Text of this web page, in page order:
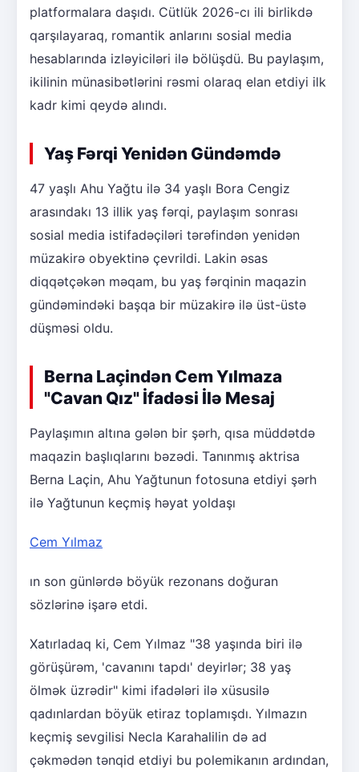
platformalara daşıdı. Cütlük 2026-cı ili birlikdə
qarşılayaraq, romantik anlarını sosial media
hesablarında izləyiciləri ilə bölüşdü. Bu paylaşım,
ikilinin münasibətlərini rəsmi olaraq elan etdiyi ilk
kadr kimi qeydə alındı.
Yaş Fərqi Yenidən Gündəmdə
47 yaşlı Ahu Yağtu ilə 34 yaşlı Bora Cengiz
arasındakı 13 illik yaş fərqi, paylaşım sonrası
sosial media istifadəçiləri tərəfindən yenidən
müzakirə obyektinə çevrildi. Lakin əsas
diqqətçəkən məqam, bu yaş fərqinin maqazin
gündəmindəki başqa bir müzakirə ilə üst-üstə
düşməsi oldu.
Berna Laçindən Cem Yılmaza
"Cavan Qız" İfadəsi İlə Mesaj
Paylaşımın altına gələn bir şərh, qısa müddətdə
maqazin başlıqlarını bəzədi. Tanınmış aktrisa
Berna Laçin, Ahu Yağtunun fotosuna etdiyi şərh
ilə Yağtunun keçmiş həyat yoldaşı
Cem Yılmaz
ın son günlərdə böyük rezonans doğuran
sözlərinə işarə etdi.
Xatırladaq ki, Cem Yılmaz "38 yaşında biri ilə
görüşürəm, 'cavanını tapdı' deyirlər; 38 yaş
ölmək üzrədir" kimi ifadələri ilə xüsusilə
qadınlardan böyük etiraz toplamışdı. Yılmazın
keçmiş sevgilisi Necla Karahalilin də ad
çəkmədən tənqid etdiyi bu polemikanın ardından,